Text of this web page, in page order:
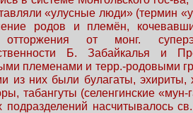
«улусные люди» (термин
родов и племён,
от монг.
Б. Забайкалья и
племенами и терр.-родовыми
из них были булагаты, эхириты,
табангуты (селенгинские
подразделений насчитывалось